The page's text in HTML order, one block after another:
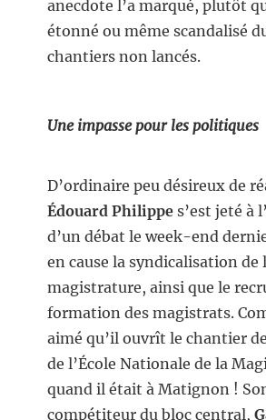
anecdote l’a marqué, plutôt
étonné ou même scandalisé
chantiers non lancés.
Une impasse pour les politiques
D’ordinaire peu désireux de
Édouard Philippe s’est jeté à
d’un débat le week-end
en cause la syndicalisation de
magistrature, ainsi que le
formation des magistrats.
aimé qu’il ouvrît le chantier
de l’École Nationale de la
quand il était à Matignon !
compétiteur du bloc central,